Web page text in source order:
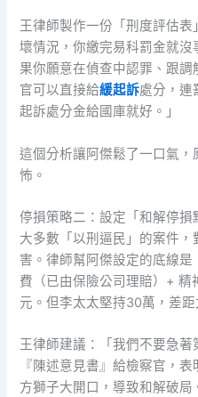
王律師製作一份「刑度評估
壞情況，你繳完易科罰金就
果你願意在偵查中認罪、跟
官可以直接給緩起訴處分，連
起訴處分金給國庫就好。」
這個分析讓阿傑鬆了一口氣
怖。
停損策略二：設定「和解停損
大多數「以刑逼民」的案件
害。律師幫阿傑設定的底線
費（已由保險公司理賠）+
元。但李太太堅持30萬，差距
王律師建議：「我們不要急
『陳述意見書』給檢察官，
方獅子大開口，導致和解破